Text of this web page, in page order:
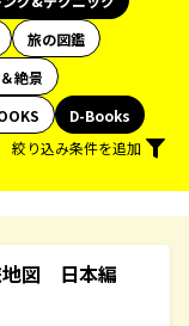
旅の図鑑
絶景
D-Books
絞り込み条件を追加
図 日本編